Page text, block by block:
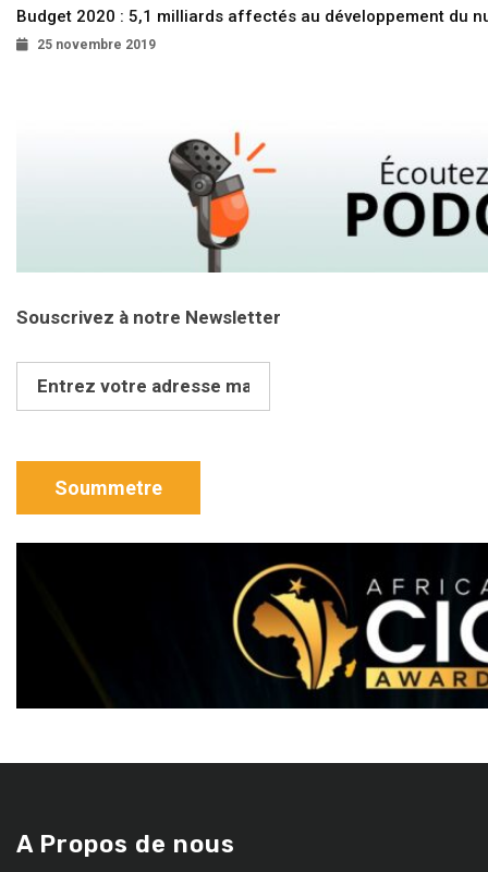
Budget 2020 : 5,1 milliards affectés au développement du
25 novembre 2019
Souscrivez à notre Newsletter
A Propos de nous